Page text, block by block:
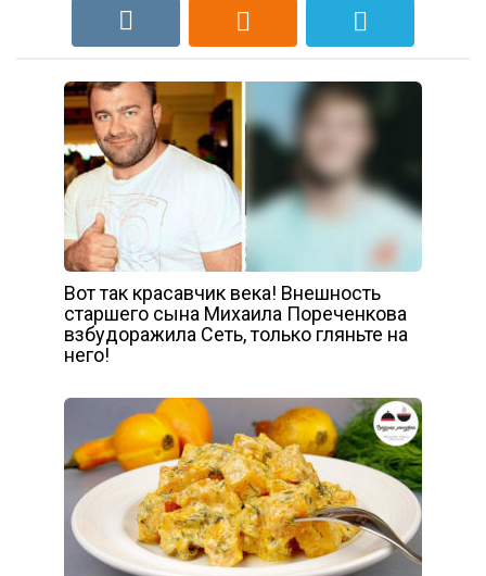
Вот так красавчик века! Внешность
старшего сына Михаила Пореченкова
взбудоражила Сеть, только гляньте на
него!